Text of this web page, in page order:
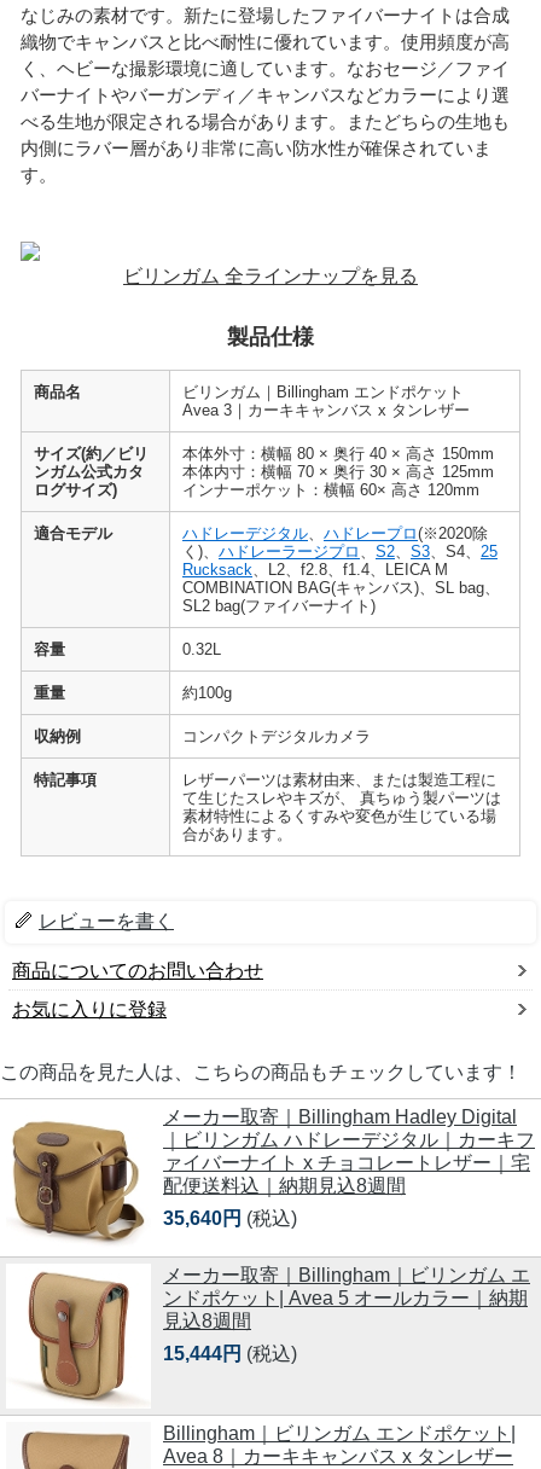
なじみの素材です。新たに登場したファイバーナイトは合成
織物でキャンバスと比べ耐性に優れています。使用頻度が高
く、ヘビーな撮影環境に適しています。なおセージ／ファイ
バーナイトやバーガンディ／キャンバスなどカラーにより選
べる生地が限定される場合があります。またどちらの生地も
内側にラバー層があり非常に高い防水性が確保されていま
す。
ビリンガム 全ラインナップを見る
製品仕様
商品名
ビリンガム｜Billingham エンドポケット
Avea 3｜カーキキャンバス x タンレザー
サイズ(約／ビリ
ンガム公式カタ
ログサイズ)
本体外寸：横幅 80 × 奥行 40 × 高さ 150mm
本体内寸：横幅 70 × 奥行 30 × 高さ 125mm
インナーポケット：横幅 60× 高さ 120mm
適合モデル ハドレーデジタル、 ハドレープロ(※2020除
く)、 ハドレーラージプロ 、 S2、 S3、S4、 25
Rucksack、L2、f2.8、f1.4、LEICA M
COMBINATION BAG(キャンバス)、SL bag、
SL2 bag(ファイバーナイト)
容量 0.32L
重量 約100g
収納例 コンパクトデジタルカメラ
特記事項
レザーパーツは素材由来、または製造工程に
て生じたスレやキズが、 真ちゅう製パーツは
素材特性によるくすみや変色が生じている場
合があります。
レビューを書く
商品についてのお問い合わせ
お気に入りに登録
この商品を見た人は、こちらの商品もチェックしています！
メーカー取寄｜Billingham Hadley Digital
｜ビリンガム ハドレーデジタル｜カーキフ
ァイバーナイト x チョコレートレザー｜宅
配便送料込｜納期見込8週間
35,640円 (税込)
メーカー取寄｜Billingham｜ビリンガム エ
ンドポケット| Avea 5 オールカラー｜納期
見込8週間
15,444円 (税込)
Billingham｜ビリンガム エンドポケット|
Avea 8｜カーキキャンバス x タンレザー